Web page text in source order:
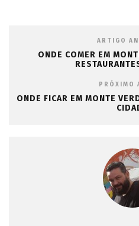
ARTIGO
ONDE COMER EM
PRÓXIMO
ONDE FICAR EM MONTE